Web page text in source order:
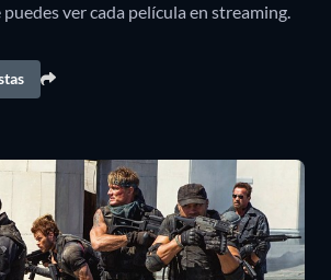
ver cada película en streaming.